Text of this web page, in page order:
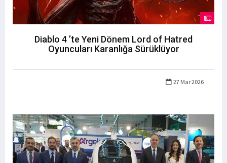
Diablo 4 ’te Yeni Dönem Lord of Hatred
Oyuncuları Karanlığa Sürüklüyor
27 Mar 2026